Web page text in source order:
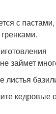
с
займет
кедровые